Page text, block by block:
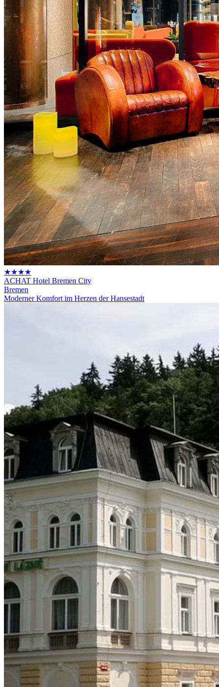
★★★★
ACHAT Hotel Bremen City
Bremen
Moderner Komfort im Herzen der Hansestadt